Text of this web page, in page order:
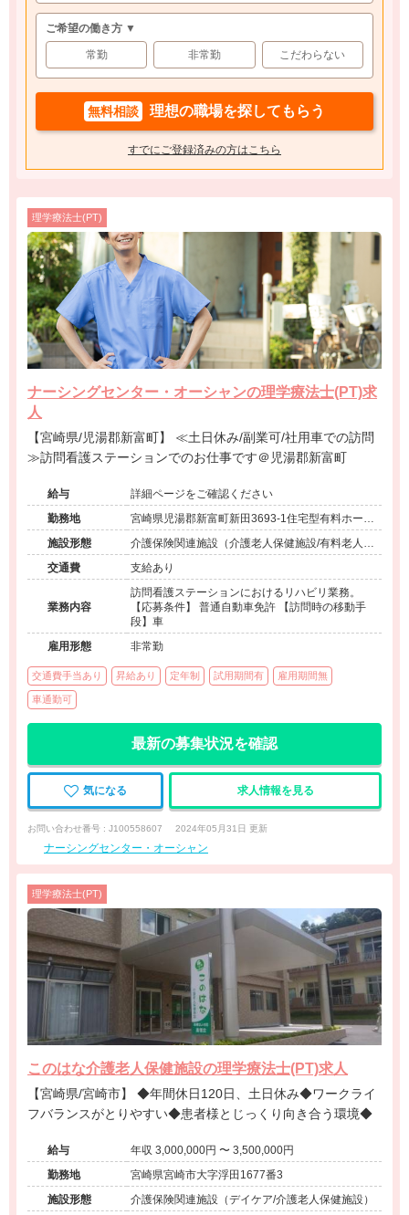
ご希望の働き方 ▼
常勤 非常勤 こだわらない
無料相談 理想の職場を探してもらう
すでにご登録済みの方はこちら
理学療法士(PT)
ナーシングセンター・オーシャンの理学療法士(PT)求
人
【宮崎県/児湯郡新富町】 ≪土日休み/副業可/社用車での訪問
≫訪問看護ステーションでのお仕事です＠児湯郡新富町
給与
詳細ページをご確認ください
勤務地
宮崎県児湯郡新富町新田3693-1住宅型有料ホーム
ナーシングホーム・オーシャン併設
施設形態
介護保険関連施設（介護老人保健施設/有料老人ホ
ーム）
交通費 支給あり
業務内容
訪問看護ステーションにおけるリハビリ業務。
【応募条件】 普通自動車免許 【訪問時の移動手
段】車
雇用形態
非常勤
交通費手当あり 昇給あり 定年制 試用期間有 雇用期間無
車通勤可
最新の募集状況を確認
気になる 求人情報を見る
お問い合わせ番号 : J100558607 2024年05月31日 更新
ナーシングセンター・オーシャン
理学療法士(PT)
このはな介護老人保健施設の理学療法士(PT)求人
【宮崎県/宮崎市】 ◆年間休日120日、土日休み◆ワークライ
フバランスがとりやすい◆患者様とじっくり向き合う環境◆
給与
年収 3,000,000円 〜 3,500,000円
勤務地
宮崎県宮崎市大字浮田1677番3
施設形態
介護保険関連施設（デイケア/介護老人保健施設）